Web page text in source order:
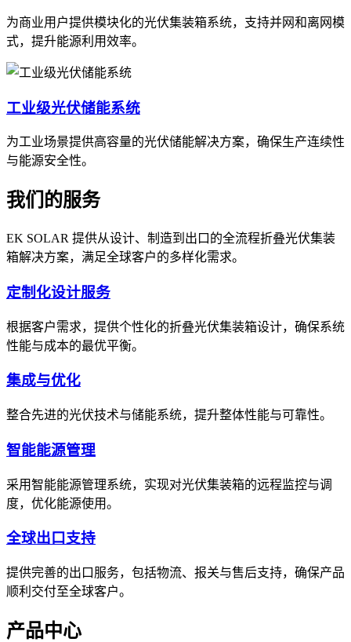
为商业用户提供模块化的光伏集装箱系统，支持并网和离网模
式，提升能源利用效率。
工业级光伏储能系统
为工业场景提供高容量的光伏储能解决方案，确保生产连续性
与能源安全性。
我们的服务
EK SOLAR 提供从设计、制造到出口的全流程折叠光伏集装
箱解决方案，满足全球客户的多样化需求。
定制化设计服务
根据客户需求，提供个性化的折叠光伏集装箱设计，确保系统
性能与成本的最优平衡。
集成与优化
整合先进的光伏技术与储能系统，提升整体性能与可靠性。
智能能源管理
采用智能能源管理系统，实现对光伏集装箱的远程监控与调
度，优化能源使用。
全球出口支持
提供完善的出口服务，包括物流、报关与售后支持，确保产品
顺利交付至全球客户。
产品中心